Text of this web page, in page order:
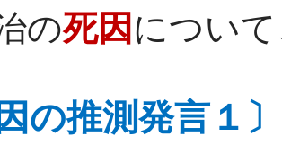
の死因 につい
因の推測発言１